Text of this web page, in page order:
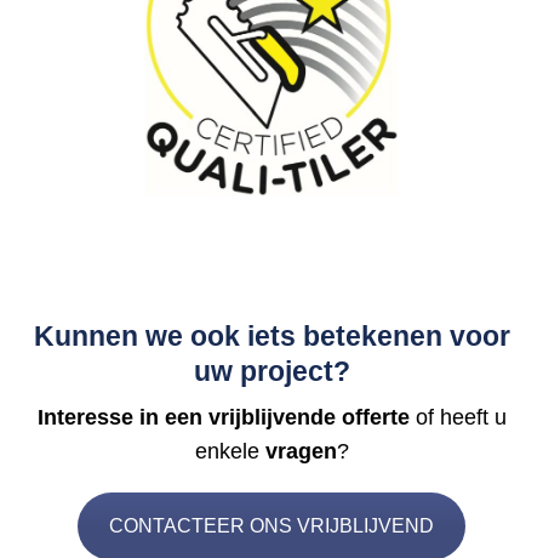
Kunnen we ook iets betekenen voor
uw project?
Interesse in een vrijblijvende offerte of heeft u
enkelevragen?
CONTACTEER ONS VRIJBLIJVEND